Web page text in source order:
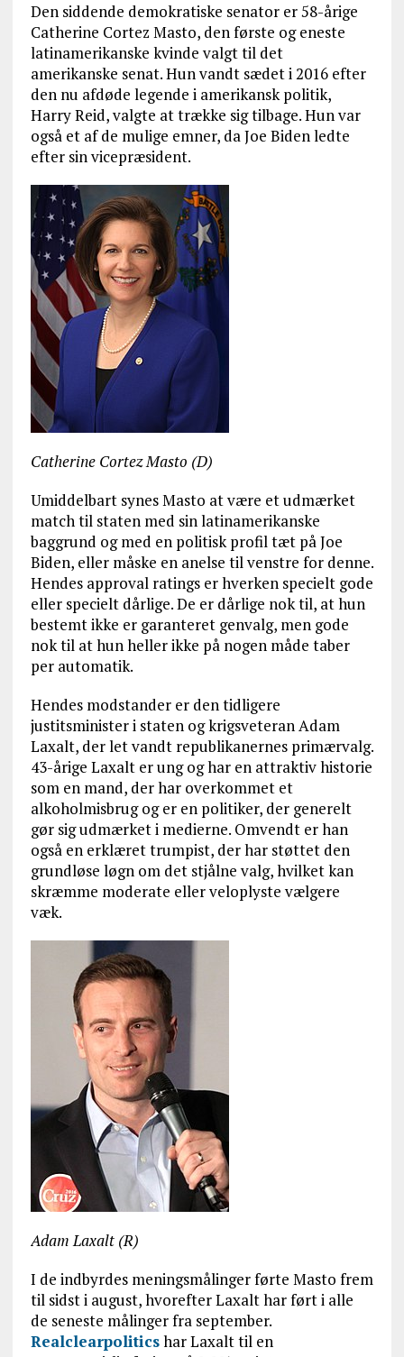
Den siddende demokratiske senator er 58-årige
Catherine Cortez Masto, den første og eneste
latinamerikanske kvinde valgt til det
amerikanske senat. Hun vandt sædet i 2016 efter
den nu afdøde legende i amerikansk politik,
Harry Reid, valgte at trække sig tilbage. Hun var
også et af de mulige emner, da Joe Biden ledte
efter sin vicepræsident.
Catherine Cortez Masto (D)
Umiddelbart synes Masto at være et udmærket
match til staten med sin latinamerikanske
baggrund og med en politisk profil tæt på Joe
Biden, eller måske en anelse til venstre for denne.
Hendes approval ratings er hverken specielt gode
eller specielt dårlige. De er dårlige nok til, at hun
bestemt ikke er garanteret genvalg, men gode
nok til at hun heller ikke på nogen måde taber
per automatik.
Hendes modstander er den tidligere
justitsminister i staten og krigsveteran Adam
Laxalt, der let vandt republikanernes primærvalg.
43-årige Laxalt er ung og har en attraktiv historie
som en mand, der har overkommet et
alkoholmisbrug og er en politiker, der generelt
gør sig udmærket i medierne. Omvendt er han
også en erklæret trumpist, der har støttet den
grundløse løgn om det stjålne valg, hvilket kan
skræmme moderate eller veloplyste vælgere
væk.
Adam Laxalt (R)
I de indbyrdes meningsmålinger førte Masto frem
til sidst i august, hvorefter Laxalt har ført i alle
de seneste målinger fra september.
Realclearpoliticshar Laxalt til en